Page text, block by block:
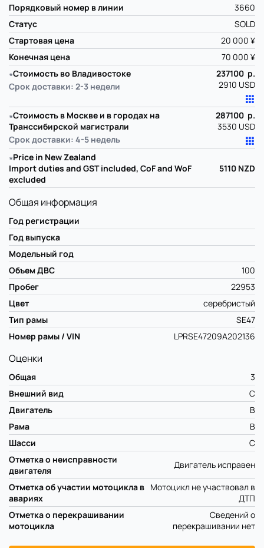
Порядковый номер в линии
3660
Статус
SOLD
Стартовая цена
20 000 ¥
Конечная цена
70 000 ¥
∗Стоимость во Владивостоке
Срок доставки: 2-3 недели
237100 р.
2910 USD
∗Стоимость в Москве и в городах на
Транссибирской магистрали
Срок доставки: 4-5 недель
287100 р.
3530 USD
∗Price in New Zealand
Import duties and GST included, CoF and WoF
excluded
5110 NZD
Общая информация
Год регистрации
Год выпуска
Модельный год
Объем ДВС
100
Пробег
22953
Цвет
серебристый
Тип рамы
SE47
Номер рамы / VIN
LPRSE47209A202136
Оценки
Общая
3
Внешний вид
C
Двигатель
B
Рама
B
Шасси
C
Отметка о неисправности
двигателя
Двигатель исправен
Отметка об участии мотоцикла в
авариях
Мотоцикл не участвовал в
ДТП
Отметка о перекрашивании
мотоцикла
Сведений о
перекрашивании нет